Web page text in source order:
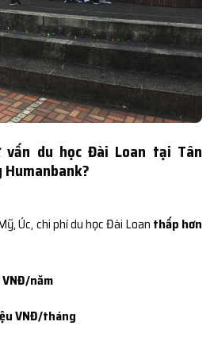
du học Đài Loan tại Tân
Humanbank?
Úc, chi phí du học Đài Loan thấp hơn
năm
VNĐ/tháng